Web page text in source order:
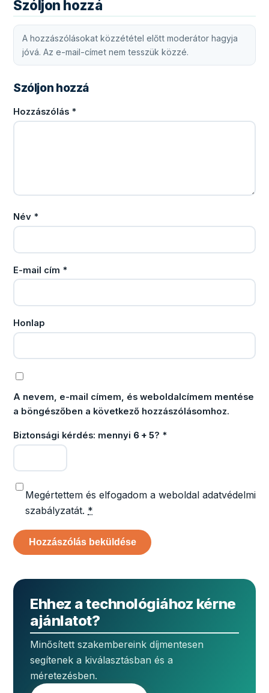
Szóljon hozzá
A hozzászólásokat közzététel előtt moderátor hagyja
jóvá. Az e-mail-címet nem tesszük közzé.
Szóljon hozzá
Hozzászólás *
Név *
E-mail cím *
Honlap
A nevem, e-mail címem, és weboldalcímem mentése
a böngészőben a következő hozzászólásomhoz.
Biztonsági kérdés: mennyi 6 + 5? *
Megértettem és elfogadom a weboldal adatvédelmi
szabályzatát. *
Ehhez a technológiához kérne
ajánlatot?
Minősített szakembereink díjmentesen
segítenek a kiválasztásban és a
méretezésben.